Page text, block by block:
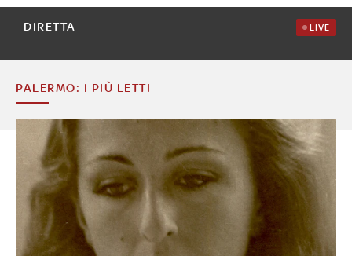
DIRETTA LIVE
PALERMO: I PIÙ LETTI